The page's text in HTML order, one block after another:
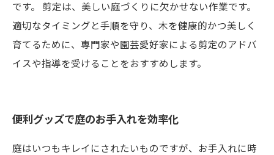
です。 剪定は、美しい庭づくりに欠かせない作業です。
適切なタイミングと手順を守り、木を健康的かつ美しく
育てるために、専門家や園芸愛好家による剪定のアドバ
イスや指導を受けることをおすすめします。
便利グッズで庭のお手入れを効率化
庭はいつもキレイにされたいものですが、お手入れに時